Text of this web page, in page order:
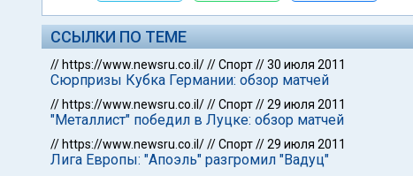
ССЫЛКИ ПО ТЕМЕ
// https://www.newsru.co.il///Спорт//30 июля 2011
Сюрпризы Кубка Германии: обзор матчей
// https://www.newsru.co.il///Спорт//29 июля 2011
"Металлист" победил в Луцке: обзор матчей
// https://www.newsru.co.il///Спорт//29 июля 2011
Лига Европы: "Апоэль" разгромил "Вадуц"